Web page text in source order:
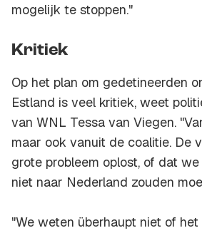
mogelijk te stoppen."
Kritiek
Op het plan om gedetineerden
Estland is veel kritiek, weet
van WNL Tessa van Viegen.
maar ook vanuit de coalitie. De
grote probleem oplost, of dat
niet naar Nederland zouden
"We weten überhaupt niet of